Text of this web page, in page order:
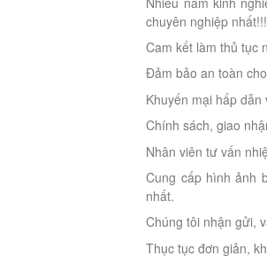
chuyên nghiệp nhất!!!
Cam kết làm thủ tục
Đảm bảo an toàn
Khuyến mại hấp
Chính sách, giao
Nhân viên tư vấn
Cung cấp hình ảnh
nhất.
Chúng tôi nhận gửi,
Thục tục đơn giản,